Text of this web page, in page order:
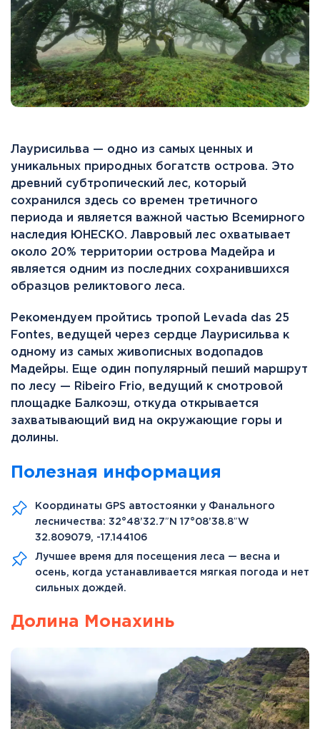
Лаурисильва — одно из самых ценных и
уникальных природных богатств острова. Это
древний субтропический лес, который
сохранился здесь со времен третичного
периода и является важной частью Всемирного
наследия ЮНЕСКО. Лавровый лес охватывает
около 20% территории острова Мадейра и
является одним из последних сохранившихся
образцов реликтового леса.
Рекомендуем пройтись тропой Levada das 25
Fontes, ведущей через сердце Лаурисильва к
одному из самых живописных водопадов
Мадейры. Еще один популярный пеший маршрут
по лесу — Ribeiro Frio, ведущий к смотровой
площадке Балкоэш, откуда открывается
захватывающий вид на окружающие горы и
долины.
Полезная информация
Координаты GPS автостоянки у Фанального
лесничества: 32°48’32.7″N 17°08’38.8″W
32.809079, -17.144106
Лучшее время для посещения леса — весна и
осень, когда устанавливается мягкая погода и нет
сильных дождей.
Долина Монахинь